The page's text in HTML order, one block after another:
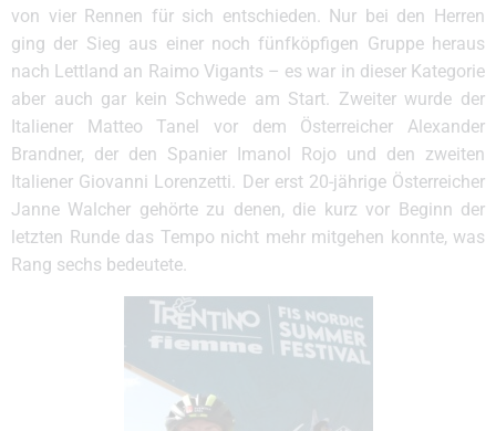
von vier Rennen für sich entschieden. Nur bei den Herren
ging der Sieg aus einer noch fünfköpfigen Gruppe heraus
nach Lettland an Raimo Vigants – es war in dieser Kategorie
aber auch gar kein Schwede am Start. Zweiter wurde der
Italiener Matteo Tanel vor dem Österreicher Alexander
Brandner, der den Spanier Imanol Rojo und den zweiten
Italiener Giovanni Lorenzetti. Der erst 20-jährige Österreicher
Janne Walcher gehörte zu denen, die kurz vor Beginn der
letzten Runde das Tempo nicht mehr mitgehen konnte, was
Rang sechs bedeutete.